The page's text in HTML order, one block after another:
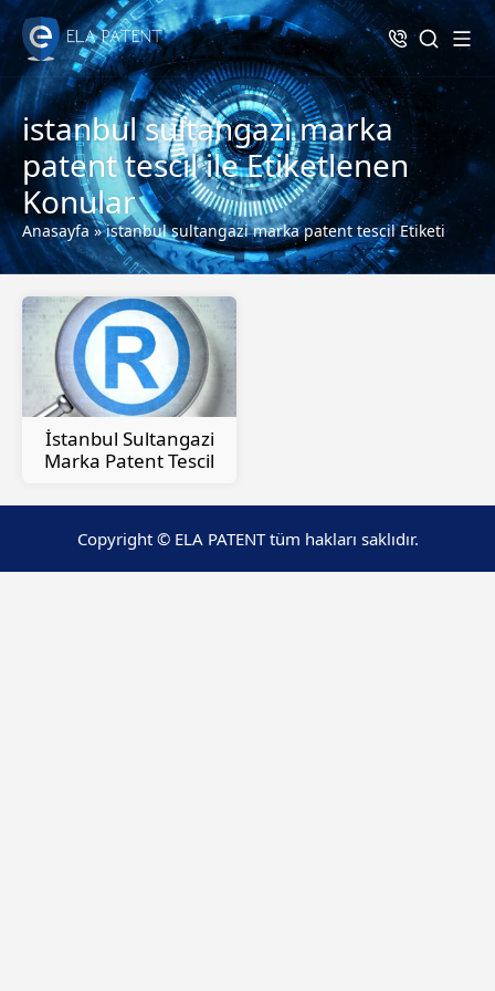
istanbul sultangazi marka
patent tescil ile Etiketlenen
Konular
Anasayfa»istanbul sultangazi marka patent tescil Etiketi
İstanbul Sultangazi
Marka Patent Tescil
Copyright © ELA PATENT tüm hakları saklıdır.